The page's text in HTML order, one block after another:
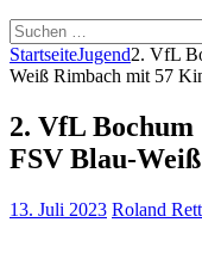
Suchen
nach:
StartseiteJugend2. VfL
Weiß Rimbach mit 57
2. VfL Bochum
FSV Blau-
13. Juli 2023 Roland